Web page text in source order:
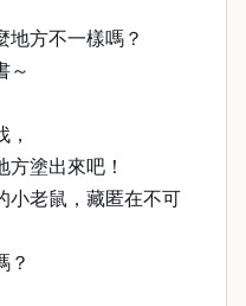
地方不一樣嗎？
～
塗出來吧！
老鼠，藏匿在不可
？